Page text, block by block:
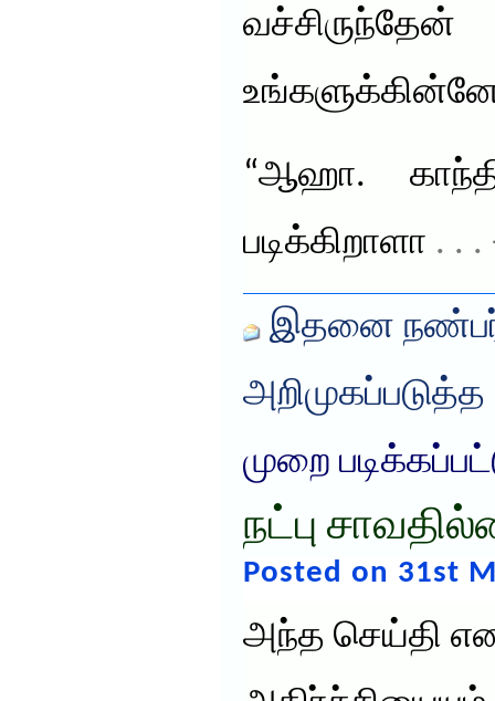
“ஆஹா.
படிக்கிறாளா . .
இதனை
அறிமுகப்படுத்த
முறை
நட்பு
Posted on 31st
அந்த செய்தி